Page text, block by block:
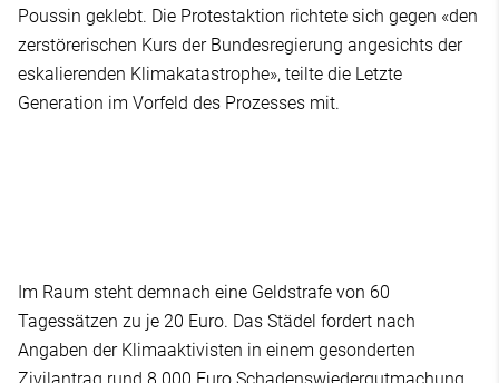
Poussin geklebt. Die Protestaktion richtete sich gegen «den
zerstörerischen Kurs der Bundesregierung angesichts der
eskalierenden Klimakatastrophe», teilte die Letzte
Generation im Vorfeld des Prozesses mit.
Im Raum steht demnach eine Geldstrafe von 60
Tagessätzen zu je 20 Euro. Das Städel fordert nach
Angaben der Klimaaktivisten in einem gesonderten
Zivilantrag rund 8.000 Euro Schadenswiedergutmachung.